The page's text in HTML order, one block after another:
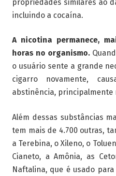
propriedades similares ao
incluindo a cocaína.
A nicotina permanece,
horas no organismo.
o usuário sente a grande
cigarro novamente,
abstinência, principalmente
Além dessas substâncias
tem mais de 4.700 outras,
a Terebina, o Xileno, o
Cianeto, a Amônia, as
Naftalina, que é usado